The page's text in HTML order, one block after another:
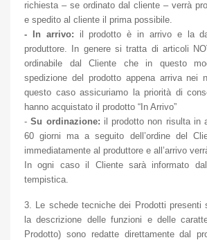
richiesta – se ordinato dal cliente – verrà
e spedito al cliente il prima possibile.
- In arrivo: il prodotto è in arrivo e la
produttore. In genere si tratta di articoli
ordinabile dal Cliente che in questo
spedizione del prodotto appena arriva nei
questo caso assicuriamo la priorità di
hanno acquistato il prodotto “In Arrivo”
- Su ordinazione: il prodotto non risulta in
60 giorni ma a seguito dell’ordine del
immediatamente al produttore e all’arrivo
In ogni caso il Cliente sarà informato
tempistica.
3. Le schede tecniche dei Prodotti presenti
la descrizione delle funzioni e delle
Prodotto) sono redatte direttamente dal